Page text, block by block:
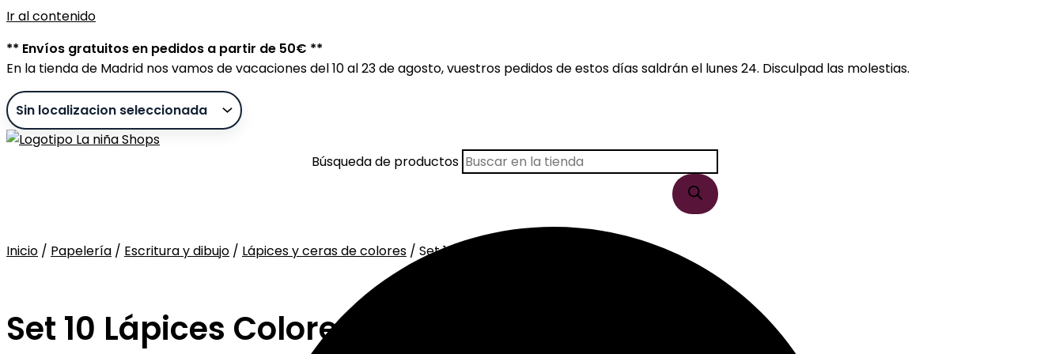
Ir al contenido
** Envíos gratuitos en pedidos a partir de 50€ **
En la tienda de Madrid nos vamos de vacaciones del 10 al 23 de agosto, vuestros pedidos de estos días saldrán el lunes 24. Disculpad las molestias.
Búsqueda de productos
Inicio / Papelería / Escritura y dibujo / Lápices y ceras de colores / Set 10 Lápices Colores Metálicos
Sin stock
Set 10 Lápices Colores Metálicos